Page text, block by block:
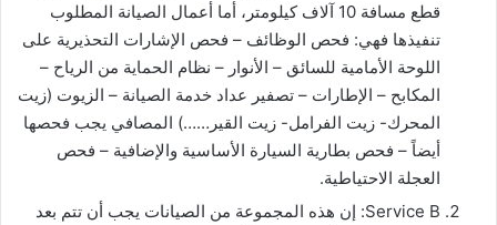
قطع مسافة 10 آلاف كيلومتر، أما أعمال الصيانة المطلوب
تنفيذها فهي: فحص الوظائف – فحص الإشارات التحذيرية على
اللوحة الأمامية للسائق – الأنوار – نظام الحماية من الرياح –
المكابح – الإطارات – تصفير عداد خدمة الصيانة – الزيوت (زيت
المحرك- زيت الفرامل- زيت القير……) المصافي يجب فحصها
أيضاً – فحص بطارية السيارة الأساسية والإضافية – فحص
العجلة الاحتياطية.
Service B: إن هذه المجموعة من الصيانات يجب أن تتم بعد